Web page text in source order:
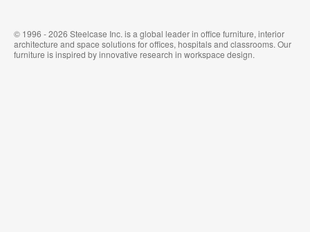
© 1996 - 2026 Steelcase Inc. is a global leader in office furniture, interior
architecture and space solutions for offices, hospitals and classrooms. Our
furniture is inspired by innovative research in workspace design.